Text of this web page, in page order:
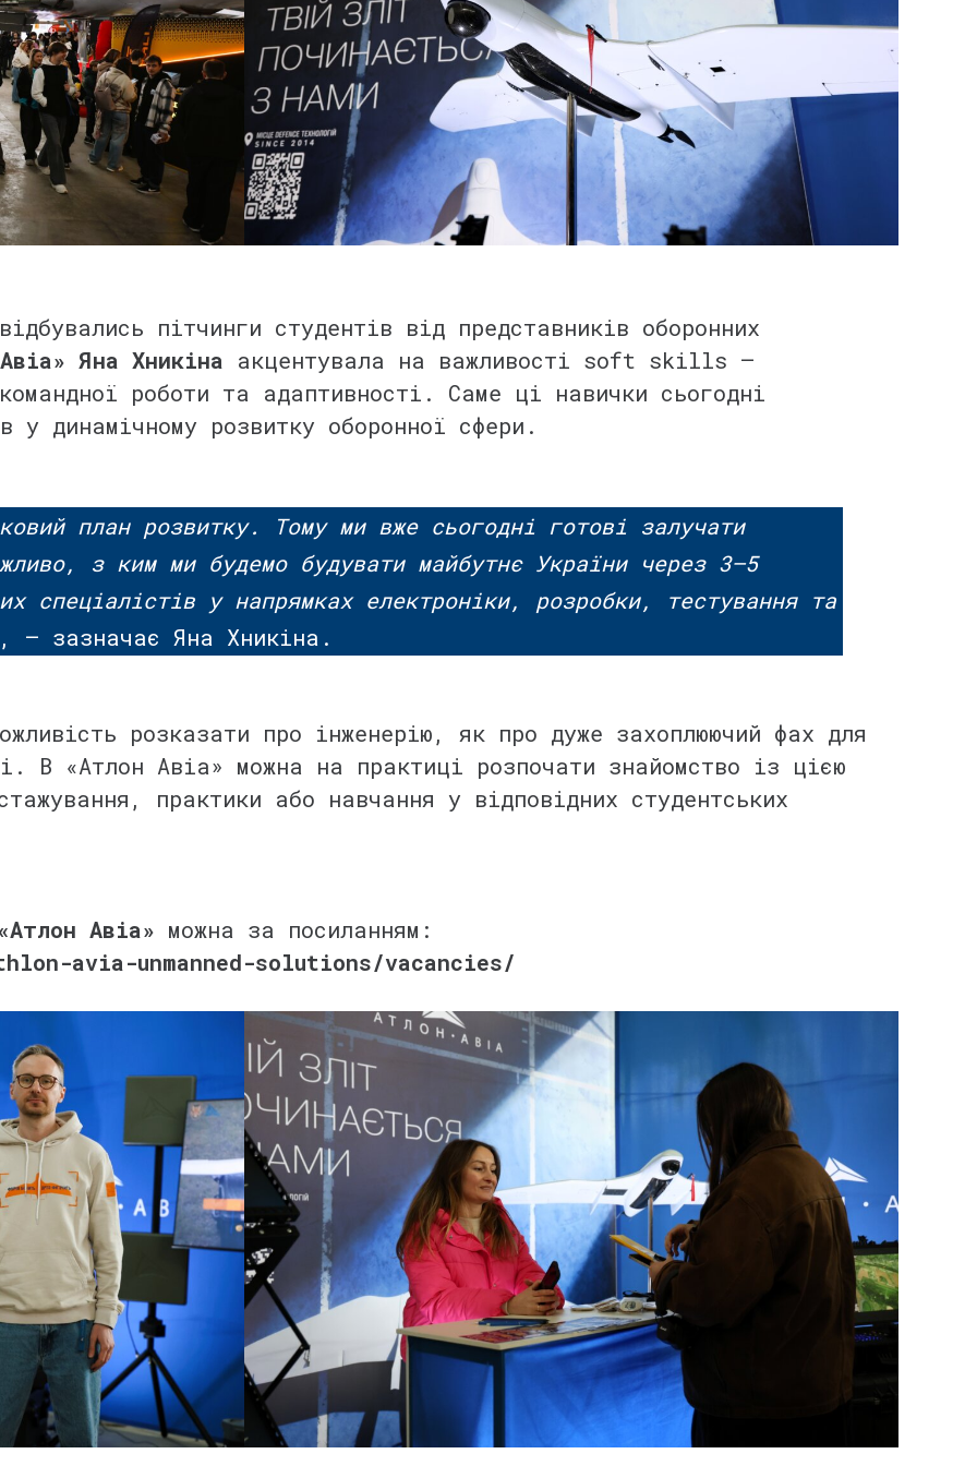
пітчинги студентів від представників оборонних
Яна Хникіна акцентувала на важливості soft skills —
роботи та адаптивності. Саме ці навички сьогодні
у динамічному розвитку оборонної сфери.
план розвитку. Тому ми вже сьогодні готові залучати
з ким ми будемо будувати майбутнє України через 3–5
спеціалістів у напрямках електроніки, розробки, тестування та
, — зазначає Яна Хникіна.
розказати про інженерію, як про дуже захоплюючий фах для
В «Атлон Авіа» можна на практиці розпочати знайомство із цією
практики або навчання у відповідних студентських
Авіа» можна за посиланням:
avia-unmanned-solutions/vacancies/